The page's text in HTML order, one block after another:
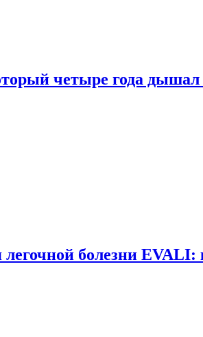
четыре года
болезни